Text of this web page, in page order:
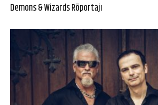
Demons & Wizards Röportajı